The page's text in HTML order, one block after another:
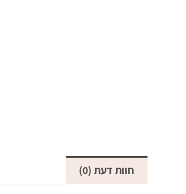
חוות דעת (0)